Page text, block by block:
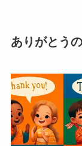
ありがとう